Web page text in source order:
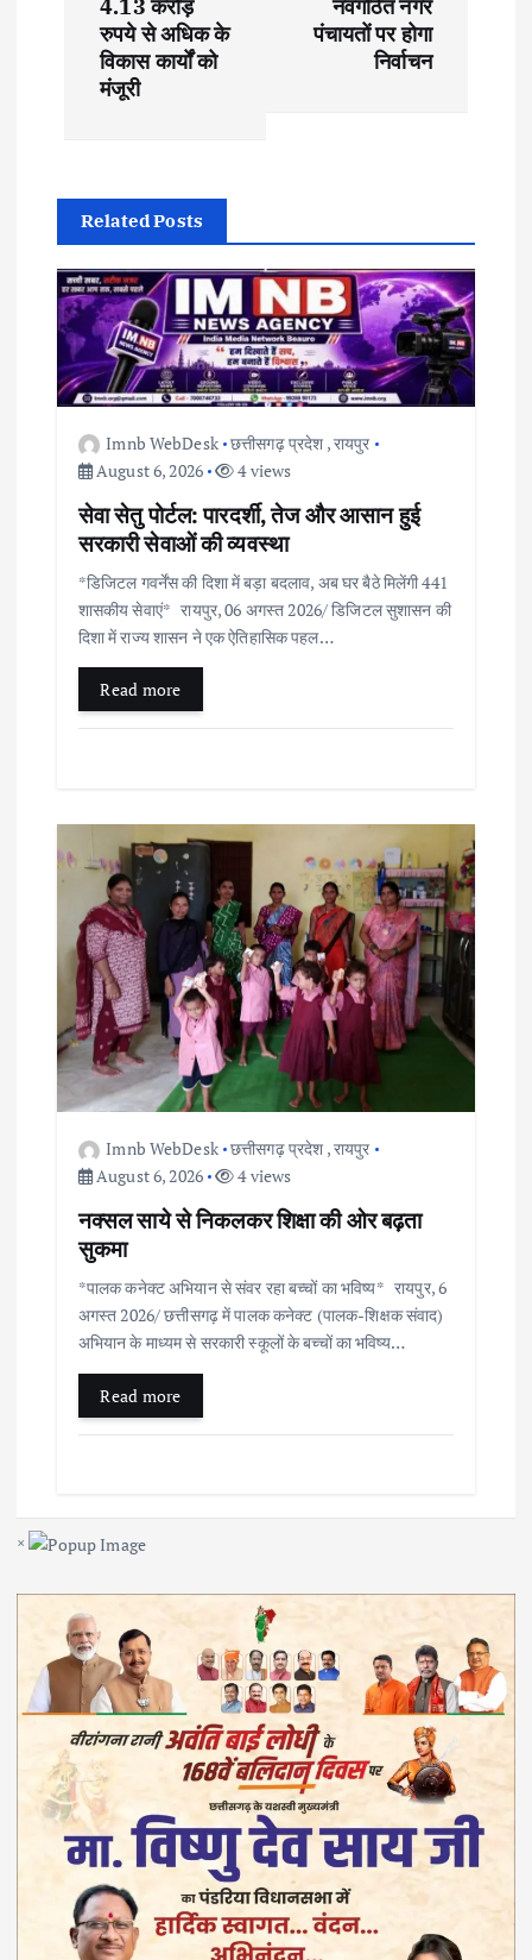
g
a
t
4.13 करोड़
रुपये से अधिक के
विकास कार्यों को
मंजूरी
नवगठित नगर
पंचायतों पर होगा
निर्वाचन
Related Posts
Imnb WebDesk छत्तीसगढ़ प्रदेश ,रायपुर
August 6, 2026
4 views
सेवा सेतु पोर्टल: पारदर्शी, तेज और आसान हुई
सरकारी सेवाओं की व्यवस्था
*डिजिटल गवर्नेंस की दिशा में बड़ा बदलाव, अब घर बैठे मिलेंगी 441
शासकीय सेवाएं* रायपुर, 06 अगस्त 2026/ डिजिटल सुशासन की
दिशा में राज्य शासन ने एक ऐतिहासिक पहल…
Read more
Imnb WebDesk छत्तीसगढ़ प्रदेश ,रायपुर
August 6, 2026
4 views
नक्सल साये से निकलकर शिक्षा की ओर बढ़ता
सुकमा
*पालक कनेक्ट अभियान से संवर रहा बच्चों का भविष्य* रायपुर, 6
अगस्त 2026/ छत्तीसगढ़ में पालक कनेक्ट (पालक-शिक्षक संवाद)
अभियान के माध्यम से सरकारी स्कूलों के बच्चों का भविष्य…
Read more
×